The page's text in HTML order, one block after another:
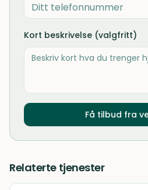
Kort beskrivelse (valgfritt)
Få tilbud fra
Relaterte tjenester